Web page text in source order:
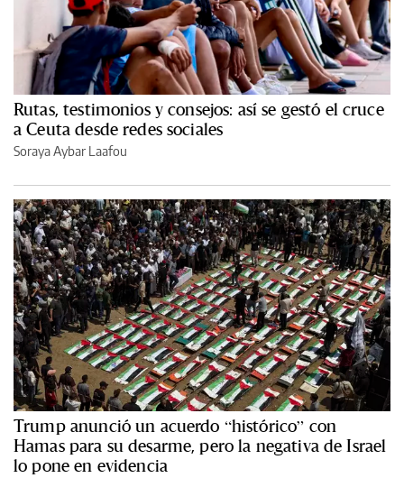
Rutas, testimonios y consejos: así se gestó el cruce
a Ceuta desde redes sociales
Soraya Aybar Laafou
Trump anunció un acuerdo “histórico” con
Hamas para su desarme, pero la negativa de Israel
lo pone en evidencia